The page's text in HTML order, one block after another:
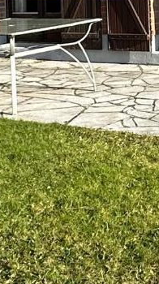
un terrain arboré
son coin repas, donnant
ouest, sans vis-à -vis.
second niveau, deux